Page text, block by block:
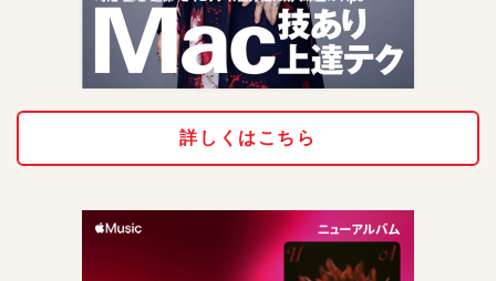
詳しくはこちら